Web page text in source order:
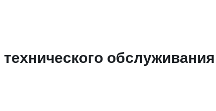
обслуживания